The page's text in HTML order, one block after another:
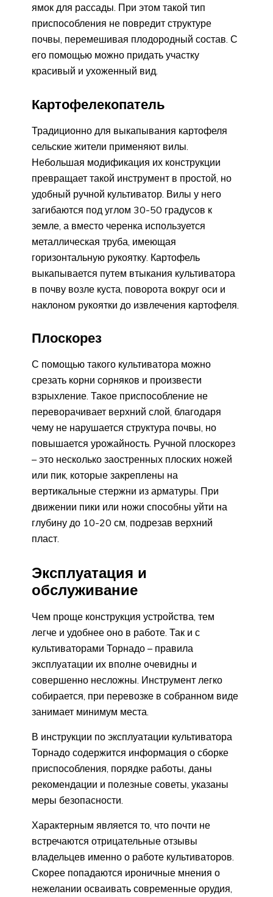
ямок для рассады. При этом такой тип
приспособления не повредит структуре
почвы, перемешивая плодородный состав. С
его помощью можно придать участку
красивый и ухоженный вид.
Картофелекопатель
Традиционно для выкапывания картофеля
сельские жители применяют вилы.
Небольшая модификация их конструкции
превращает такой инструмент в простой, но
удобный ручной культиватор. Вилы у него
загибаются под углом 30-50 градусов к
земле, а вместо черенка используется
металлическая труба, имеющая
горизонтальную рукоятку. Картофель
выкапывается путем втыкания культиватора
в почву возле куста, поворота вокруг оси и
наклоном рукоятки до извлечения картофеля.
Плоскорез
С помощью такого культиватора можно
срезать корни сорняков и произвести
взрыхление. Такое приспособление не
переворачивает верхний слой, благодаря
чему не нарушается структура почвы, но
повышается урожайность. Ручной плоскорез
– это несколько заостренных плоских ножей
или пик, которые закреплены на
вертикальные стержни из арматуры. При
движении пики или ножи способны уйти на
глубину до 10-20 см, подрезав верхний
пласт.
Эксплуатация и
обслуживание
Чем проще конструкция устройства, тем
легче и удобнее оно в работе. Так и с
культиваторами Торнадо – правила
эксплуатации их вполне очевидны и
совершенно несложны. Инструмент легко
собирается, при перевозке в собранном виде
занимает минимум места.
В инструкции по эксплуатации культиватора
Торнадо содержится информация о сборке
приспособления, порядке работы, даны
рекомендации и полезные советы, указаны
меры безопасности.
Характерным является то, что почти не
встречаются отрицательные отзывы
владельцев именно о работе культиваторов.
Скорее попадаются ироничные мнения о
нежелании осваивать современные орудия,